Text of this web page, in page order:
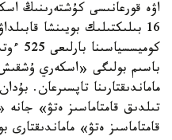
16 بىلىكتىلىك بويىنشا
باسىم بولىگى «اسكەري
ماماندىقتارىنا تاپسىرعان.
تىلدىق قامتاماسىز ەتۋ» جانە
قامتاماسىز ەتۋ» ماماندىقتارى